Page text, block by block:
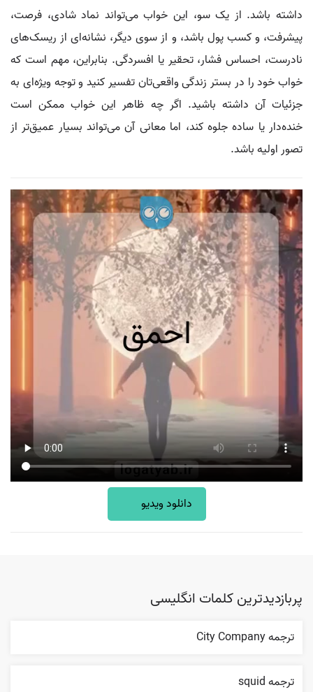
داشته باشد. از یک سو، این خواب می‌تواند نماد شادی، فرصت،
پیشرفت، و کسب پول باشد، و از سوی دیگر، نشانه‌ای از ریسک‌های
نادرست، احساس فشار، تحقیر یا افسردگی. بنابراین، مهم است که
خواب خود را در بستر زندگی واقعی‌تان تفسیر کنید و توجه ویژه‌ای به
جزئیات آن داشته باشید. اگر چه ظاهر این خواب ممکن است
خنده‌دار یا ساده جلوه کند، اما معانی آن می‌تواند بسیار عمیق‌تر از
تصور اولیه باشد.
دانلود ویدیو
پربازدیدترین کلمات انگلیسی
ترجمه City Company
ترجمه squid